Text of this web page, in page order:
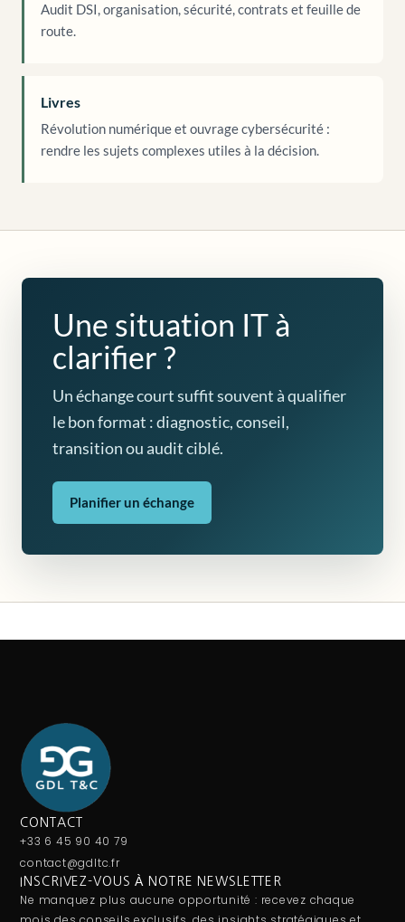
Audit DSI, organisation, sécurité, contrats et feuille de
route.
Livres
Révolution numérique et ouvrage cybersécurité :
rendre les sujets complexes utiles à la décision.
Une situation IT à
clarifier ?
Un échange court suffit souvent à qualifier
le bon format : diagnostic, conseil,
transition ou audit ciblé.
Planifier un échange
CONTACT
+33 6 45 90 40 79
contact@gdltc.fr
INSCRIVEZ-VOUS À NOTRE NEWSLETTER
Ne manquez plus aucune opportunité : recevez chaque